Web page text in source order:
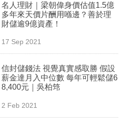
名人理財｜梁朝偉身價估值1.5億
多年來天價片酬用喺邊？善於理
財儲逾9億資產！
17 Sep 2021
信封儲錢法 視覺真實感取勝 假設
薪金達月入中位數 每年可輕鬆儲6
8,400元｜吳柏筇
2 Feb 2021